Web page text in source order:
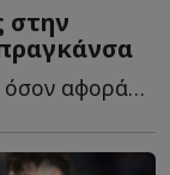
στην
Τα νεότερα στους Ερυθρόλευκους όσον αφορά στα μεταγραφικά, α...